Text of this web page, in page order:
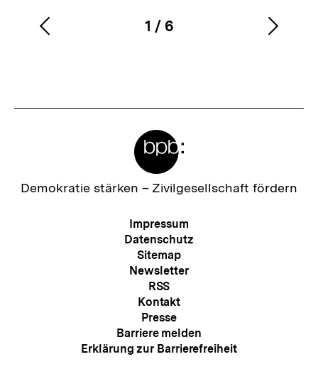
Karussellinhalt
1
von
/ 6
Vorherigen
Zur
Demokratie stärken – Zivilgesellschaft fördern
Meta-
Navigation
Impressum
Datenschutz
Sitemap
Newsletter
RSS
Kontakt
Presse
Barriere melden
Erklärung zur Barrierefreiheit